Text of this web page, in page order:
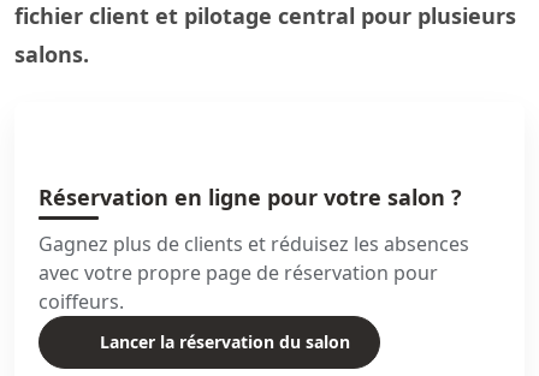
fichier client et pilotage central pour plusieurs
salons.
Réservation en ligne pour votre salon ?
Gagnez plus de clients et réduisez les absences
avec votre propre page de réservation pour
coiffeurs.
Lancer la réservation du salon